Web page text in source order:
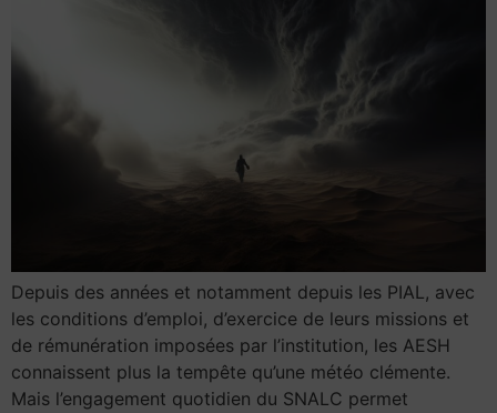
Depuis des années et notamment depuis les PIAL, avec
les conditions d’emploi, d’exercice de leurs missions et
de rémunération imposées par l’institution, les AESH
connaissent plus la tempête qu’une météo clémente.
Mais l’engagement quotidien du SNALC permet